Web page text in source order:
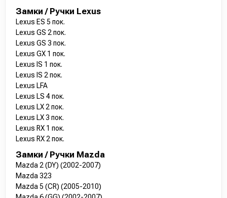
Замки / Ручки Lexus
Lexus ES 5 пок.
Lexus GS 2 пок.
Lexus GS 3 пок.
Lexus GX 1 пок.
Lexus IS 1 пок.
Lexus IS 2 пок.
Lexus LFA
Lexus LS 4 пок.
Lexus LX 2 пок.
Lexus LX 3 пок.
Lexus RX 1 пок.
Lexus RX 2 пок.
Замки / Ручки Mazda
Mazda 2 (DY) (2002-2007)
Mazda 323
Mazda 5 (CR) (2005-2010)